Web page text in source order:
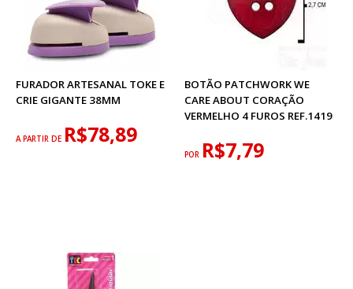
FURADOR ARTESANAL TOKE E
CRIE GIGANTE 38MM
A PARTIR DE R$78,89
BOTÃO PATCHWORK WE
CARE ABOUT CORAÇÃO
VERMELHO 4 FUROS REF.1419
POR R$7,79